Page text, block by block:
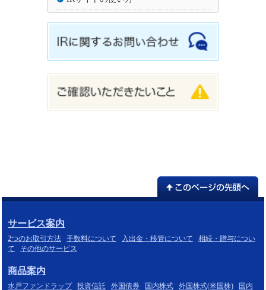
サービス案内
2つのお取引方法 手数料について 入出金・移管について
相続・贈与につい
て
その他のサービス
商品案内
水戸ファンドラップ 投資信託 外国債券 国内株式 外国株式(米国株)
国内